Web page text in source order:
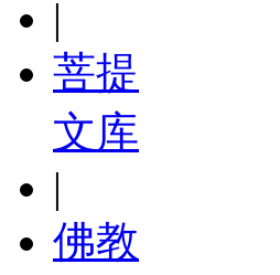
|
菩提
文库
|
佛教